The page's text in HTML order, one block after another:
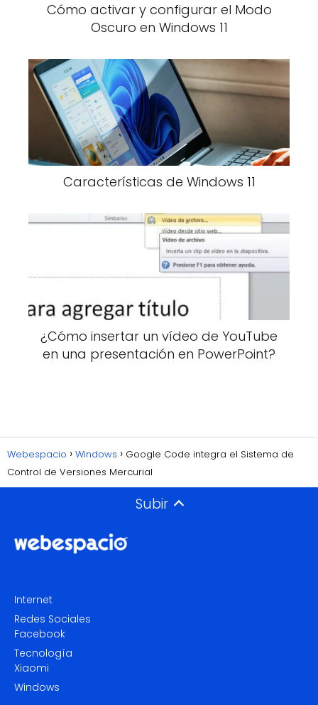
Cómo activar y configurar el Modo
Oscuro en Windows 11
Características de Windows 11
¿Cómo insertar un vídeo de YouTube
en una presentación en PowerPoint?
Webespacio Windows
Google Code integra el Sistema de
Control de Versiones Mercurial
Subir
Internet
Redes Sociales
Facebook
Tecnología
Xiaomi
Windows